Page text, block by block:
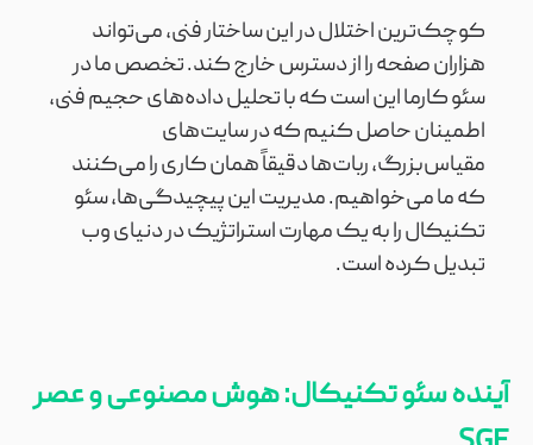
کوچک‌ترین اختلال در این ساختار فنی، می‌تواند
هزاران صفحه را از دسترس خارج کند. تخصص ما در
سئو کارما این است که با تحلیل داده‌های حجیم فنی،
اطمینان حاصل کنیم که در سایت‌های
مقیاس‌بزرگ، ربات‌ها دقیقاً همان کاری را می‌کنند
که ما می‌خواهیم. مدیریت این پیچیدگی‌ها، سئو
تکنیکال را به یک مهارت استراتژیک در دنیای وب
تبدیل کرده است.
آینده سئو تکنیکال: هوش مصنوعی و عصر